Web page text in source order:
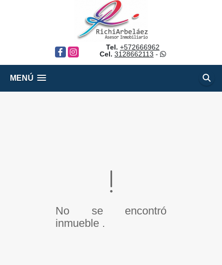
FacebookInstagram
Tel. +572666962
Cel. 3128662113 -
MENÚ
No se encontró
inmueble .